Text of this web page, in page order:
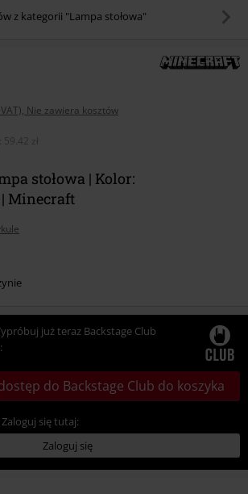
z kategorii "Lampa stołowa"
Nie zawiera kosztów
59.42 zł
stołowa | Kolor:
Minecraft
już teraz Backstage Club
do Backstage Club do koszyka
Zaloguj się tutaj:
Zaloguj się